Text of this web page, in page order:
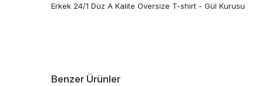
Erkek 24/1 Düz A Kalite Oversize T-shirt - Gül Kurusu
Benzer Ürünler